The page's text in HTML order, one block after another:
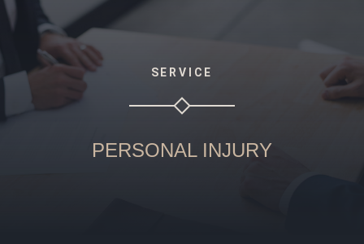
SERVICE
PERSONAL INJURY